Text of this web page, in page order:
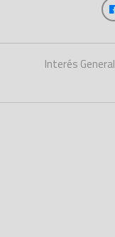
Interés General